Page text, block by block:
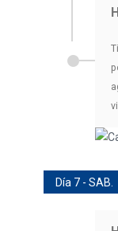
Día 7 - SAB.